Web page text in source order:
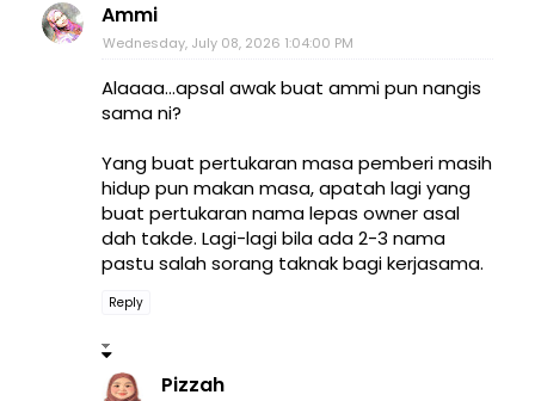
Ammi
Wednesday, July 08, 2026 1:04:00 PM
Alaaaa...apsal awak buat ammi pun nangis
sama ni?
Yang buat pertukaran masa pemberi masih
hidup pun makan masa, apatah lagi yang
buat pertukaran nama lepas owner asal
dah takde. Lagi-lagi bila ada 2-3 nama
pastu salah sorang taknak bagi kerjasama.
Reply
Pizzah